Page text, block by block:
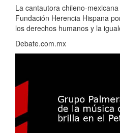
La cantautora chileno-
Fundación Herencia Hispana
los derechos humanos y la
Debate.com.mx